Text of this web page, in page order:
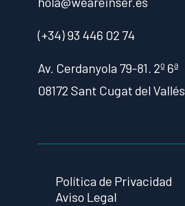
(+34) 93 446 02 74
Av. Cerdanyola 79-81. 2º 6ª
08172 Sant Cugat del Vallés
Política de Privacidad
Aviso Legal